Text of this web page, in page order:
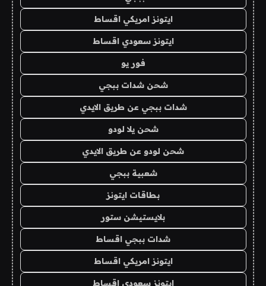
ايتونز امريكي اقساط
ايتونز سعودي اقساط
فور يو
شحن شدات ببجي
شدات ببجي عن طريق الايدي
شحن يلا لودو
شحن لودو عن طريق الايدي
شعبية ببجي
بطاقات ايتونز
بلايستيشن ستور
شدات ببجي اقساط
ايتونز امريكي اقساط
ايتونز سعودي اقساط